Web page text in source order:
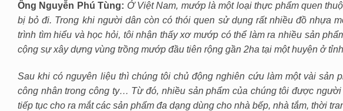
Ông Nguyễn Phú Tùng: Ở Việt Nam, mướp là một loại thực phẩm quen
bị bỏ đi. Trong khi người dân còn có thói quen sử dụng rất nhiều đồ nhựa
trình tìm hiểu và học hỏi, tôi nhận thấy xơ mướp có thể làm ra nhiều sản
cộng sự xây dựng vùng trồng mướp đầu tiên rộng gần 2ha tại một huyện ở
Sau khi có nguyên liệu thì chúng tôi chủ động nghiên cứu làm một vài sản
công nhân trong công ty… Từ đó, nhiều sản phẩm của chúng tôi được
tiếp tục cho ra mắt các sản phẩm đa dạng dùng cho nhà bếp, nhà tắm, thời